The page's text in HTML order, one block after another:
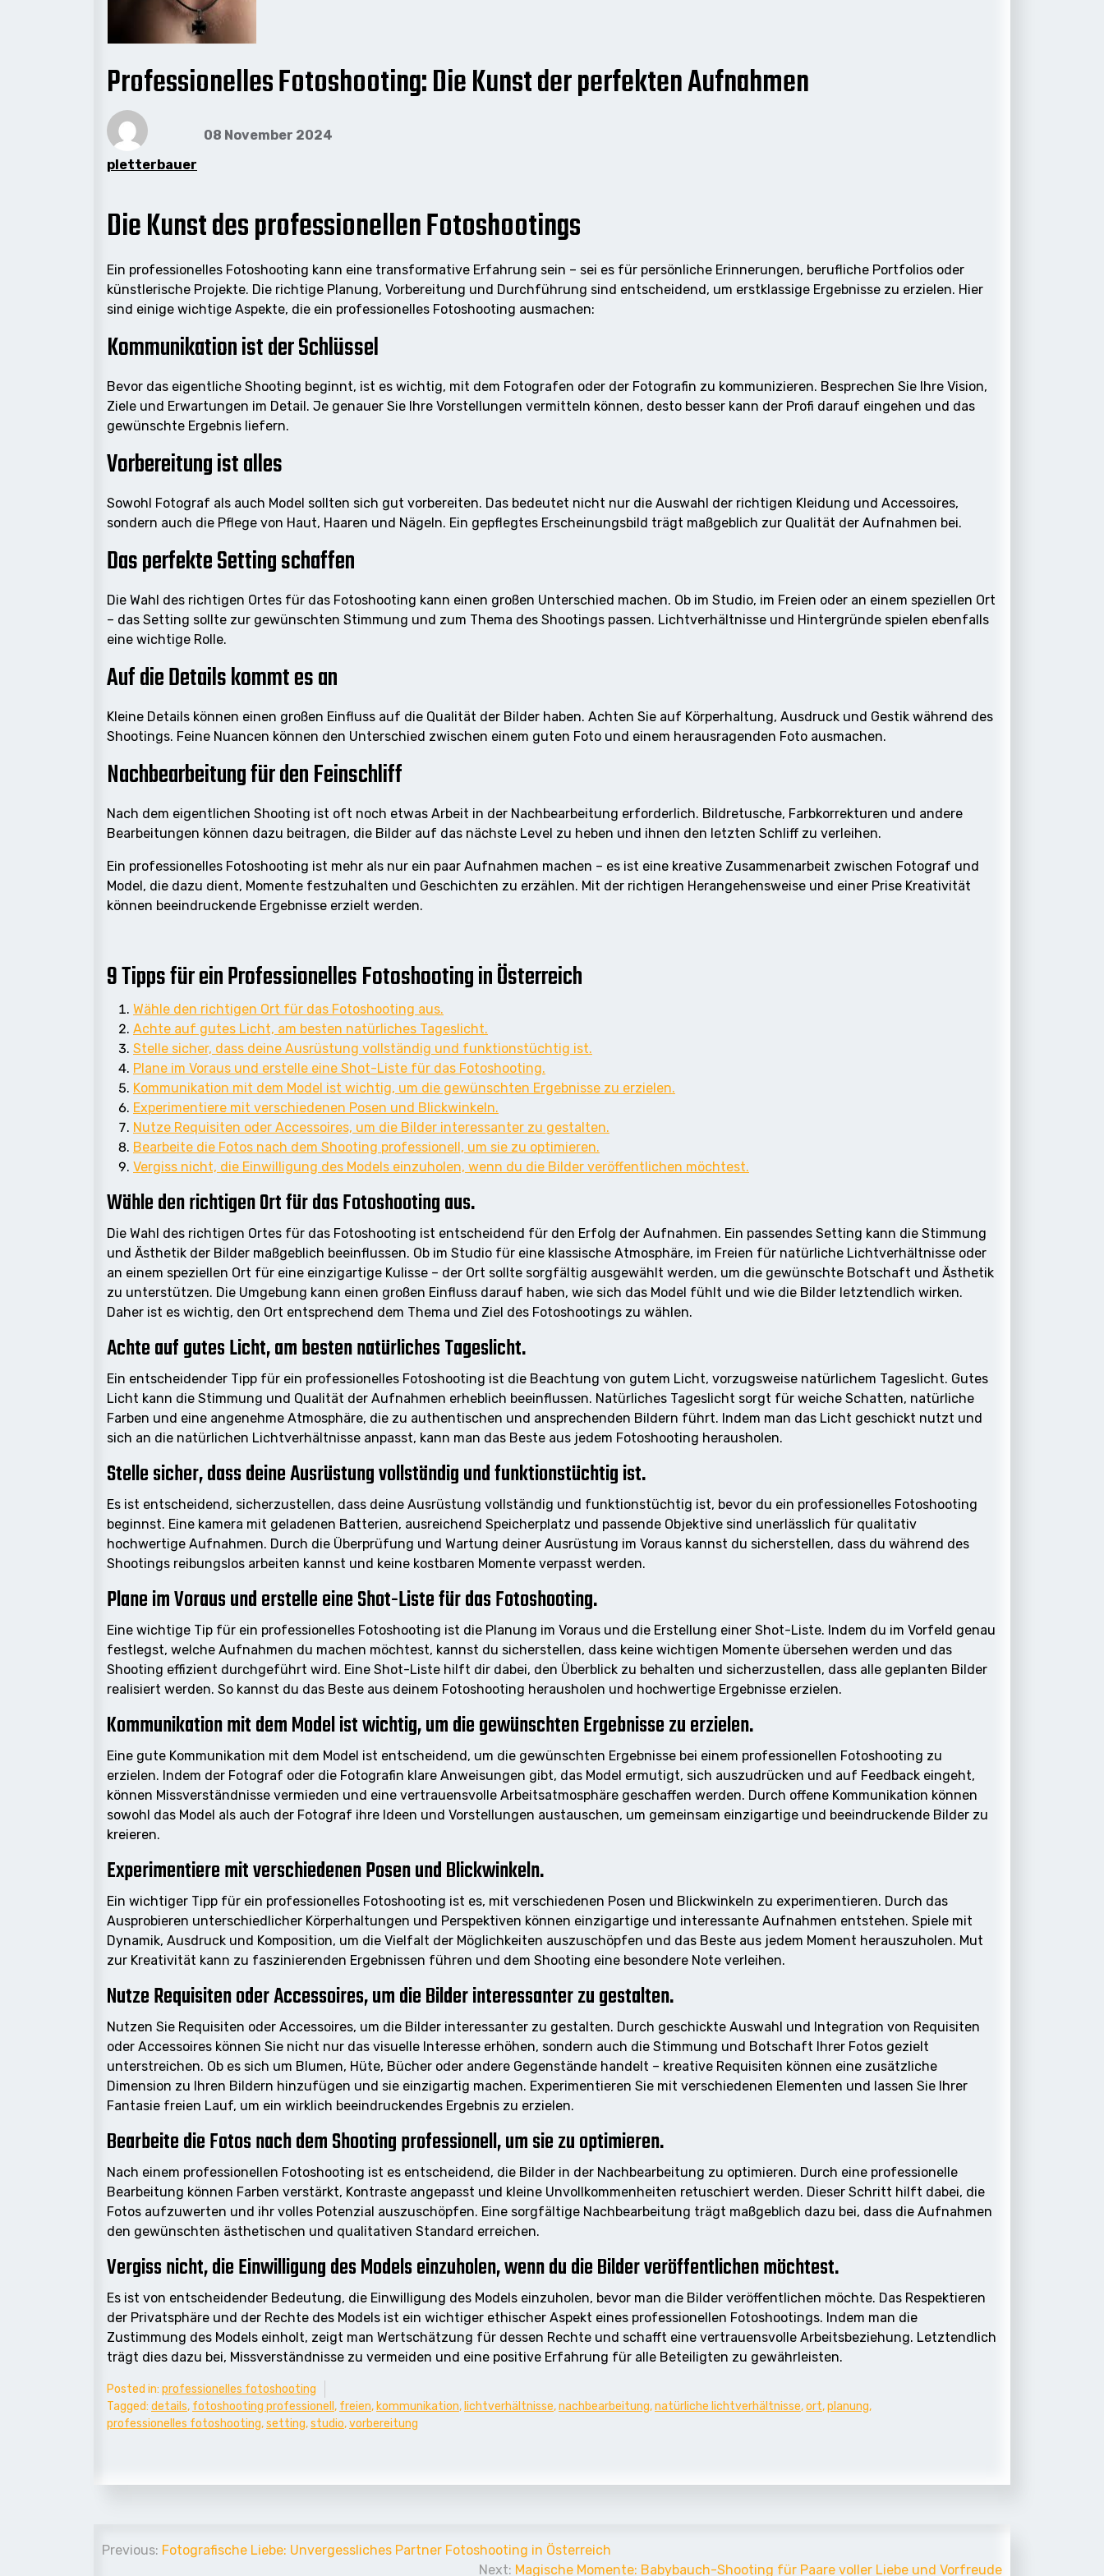
Professionelles Fotoshooting: Die Kunst der perfekten Aufnahmen
pletterbauer
08 November 2024
Die Kunst des professionellen Fotoshootings
Ein professionelles Fotoshooting kann eine transformative Erfahrung sein – sei es für persönliche Erinnerungen, berufliche Portfolios oder
künstlerische Projekte. Die richtige Planung, Vorbereitung und Durchführung sind entscheidend, um erstklassige Ergebnisse zu erzielen. Hier
sind einige wichtige Aspekte, die ein professionelles Fotoshooting ausmachen:
Kommunikation ist der Schlüssel
Bevor das eigentliche Shooting beginnt, ist es wichtig, mit dem Fotografen oder der Fotografin zu kommunizieren. Besprechen Sie Ihre Vision,
Ziele und Erwartungen im Detail. Je genauer Sie Ihre Vorstellungen vermitteln können, desto besser kann der Profi darauf eingehen und das
gewünschte Ergebnis liefern.
Vorbereitung ist alles
Sowohl Fotograf als auch Model sollten sich gut vorbereiten. Das bedeutet nicht nur die Auswahl der richtigen Kleidung und Accessoires,
sondern auch die Pflege von Haut, Haaren und Nägeln. Ein gepflegtes Erscheinungsbild trägt maßgeblich zur Qualität der Aufnahmen bei.
Das perfekte Setting schaffen
Die Wahl des richtigen Ortes für das Fotoshooting kann einen großen Unterschied machen. Ob im Studio, im Freien oder an einem speziellen Ort
– das Setting sollte zur gewünschten Stimmung und zum Thema des Shootings passen. Lichtverhältnisse und Hintergründe spielen ebenfalls
eine wichtige Rolle.
Auf die Details kommt es an
Kleine Details können einen großen Einfluss auf die Qualität der Bilder haben. Achten Sie auf Körperhaltung, Ausdruck und Gestik während des
Shootings. Feine Nuancen können den Unterschied zwischen einem guten Foto und einem herausragenden Foto ausmachen.
Nachbearbeitung für den Feinschliff
Nach dem eigentlichen Shooting ist oft noch etwas Arbeit in der Nachbearbeitung erforderlich. Bildretusche, Farbkorrekturen und andere
Bearbeitungen können dazu beitragen, die Bilder auf das nächste Level zu heben und ihnen den letzten Schliff zu verleihen.
Ein professionelles Fotoshooting ist mehr als nur ein paar Aufnahmen machen – es ist eine kreative Zusammenarbeit zwischen Fotograf und
Model, die dazu dient, Momente festzuhalten und Geschichten zu erzählen. Mit der richtigen Herangehensweise und einer Prise Kreativität
können beeindruckende Ergebnisse erzielt werden.
9 Tipps für ein Professionelles Fotoshooting in Österreich
Wähle den richtigen Ort für das Fotoshooting aus.
Achte auf gutes Licht, am besten natürliches Tageslicht.
Stelle sicher, dass deine Ausrüstung vollständig und funktionstüchtig ist.
Plane im Voraus und erstelle eine Shot-Liste für das Fotoshooting.
Kommunikation mit dem Model ist wichtig, um die gewünschten Ergebnisse zu erzielen.
Experimentiere mit verschiedenen Posen und Blickwinkeln.
Nutze Requisiten oder Accessoires, um die Bilder interessanter zu gestalten.
Bearbeite die Fotos nach dem Shooting professionell, um sie zu optimieren.
Vergiss nicht, die Einwilligung des Models einzuholen, wenn du die Bilder veröffentlichen möchtest.
Wähle den richtigen Ort für das Fotoshooting aus.
Die Wahl des richtigen Ortes für das Fotoshooting ist entscheidend für den Erfolg der Aufnahmen. Ein passendes Setting kann die Stimmung
und Ästhetik der Bilder maßgeblich beeinflussen. Ob im Studio für eine klassische Atmosphäre, im Freien für natürliche Lichtverhältnisse oder
an einem speziellen Ort für eine einzigartige Kulisse – der Ort sollte sorgfältig ausgewählt werden, um die gewünschte Botschaft und Ästhetik
zu unterstützen. Die Umgebung kann einen großen Einfluss darauf haben, wie sich das Model fühlt und wie die Bilder letztendlich wirken.
Daher ist es wichtig, den Ort entsprechend dem Thema und Ziel des Fotoshootings zu wählen.
Achte auf gutes Licht, am besten natürliches Tageslicht.
Ein entscheidender Tipp für ein professionelles Fotoshooting ist die Beachtung von gutem Licht, vorzugsweise natürlichem Tageslicht. Gutes
Licht kann die Stimmung und Qualität der Aufnahmen erheblich beeinflussen. Natürliches Tageslicht sorgt für weiche Schatten, natürliche
Farben und eine angenehme Atmosphäre, die zu authentischen und ansprechenden Bildern führt. Indem man das Licht geschickt nutzt und
sich an die natürlichen Lichtverhältnisse anpasst, kann man das Beste aus jedem Fotoshooting herausholen.
Stelle sicher, dass deine Ausrüstung vollständig und funktionstüchtig ist.
Es ist entscheidend, sicherzustellen, dass deine Ausrüstung vollständig und funktionstüchtig ist, bevor du ein professionelles Fotoshooting
beginnst. Eine kamera mit geladenen Batterien, ausreichend Speicherplatz und passende Objektive sind unerlässlich für qualitativ
hochwertige Aufnahmen. Durch die Überprüfung und Wartung deiner Ausrüstung im Voraus kannst du sicherstellen, dass du während des
Shootings reibungslos arbeiten kannst und keine kostbaren Momente verpasst werden.
Plane im Voraus und erstelle eine Shot-Liste für das Fotoshooting.
Eine wichtige Tip für ein professionelles Fotoshooting ist die Planung im Voraus und die Erstellung einer Shot-Liste. Indem du im Vorfeld genau
festlegst, welche Aufnahmen du machen möchtest, kannst du sicherstellen, dass keine wichtigen Momente übersehen werden und das
Shooting effizient durchgeführt wird. Eine Shot-Liste hilft dir dabei, den Überblick zu behalten und sicherzustellen, dass alle geplanten Bilder
realisiert werden. So kannst du das Beste aus deinem Fotoshooting herausholen und hochwertige Ergebnisse erzielen.
Kommunikation mit dem Model ist wichtig, um die gewünschten Ergebnisse zu erzielen.
Eine gute Kommunikation mit dem Model ist entscheidend, um die gewünschten Ergebnisse bei einem professionellen Fotoshooting zu
erzielen. Indem der Fotograf oder die Fotografin klare Anweisungen gibt, das Model ermutigt, sich auszudrücken und auf Feedback eingeht,
können Missverständnisse vermieden und eine vertrauensvolle Arbeitsatmosphäre geschaffen werden. Durch offene Kommunikation können
sowohl das Model als auch der Fotograf ihre Ideen und Vorstellungen austauschen, um gemeinsam einzigartige und beeindruckende Bilder zu
kreieren.
Experimentiere mit verschiedenen Posen und Blickwinkeln.
Ein wichtiger Tipp für ein professionelles Fotoshooting ist es, mit verschiedenen Posen und Blickwinkeln zu experimentieren. Durch das
Ausprobieren unterschiedlicher Körperhaltungen und Perspektiven können einzigartige und interessante Aufnahmen entstehen. Spiele mit
Dynamik, Ausdruck und Komposition, um die Vielfalt der Möglichkeiten auszuschöpfen und das Beste aus jedem Moment herauszuholen. Mut
zur Kreativität kann zu faszinierenden Ergebnissen führen und dem Shooting eine besondere Note verleihen.
Nutze Requisiten oder Accessoires, um die Bilder interessanter zu gestalten.
Nutzen Sie Requisiten oder Accessoires, um die Bilder interessanter zu gestalten. Durch geschickte Auswahl und Integration von Requisiten
oder Accessoires können Sie nicht nur das visuelle Interesse erhöhen, sondern auch die Stimmung und Botschaft Ihrer Fotos gezielt
unterstreichen. Ob es sich um Blumen, Hüte, Bücher oder andere Gegenstände handelt – kreative Requisiten können eine zusätzliche
Dimension zu Ihren Bildern hinzufügen und sie einzigartig machen. Experimentieren Sie mit verschiedenen Elementen und lassen Sie Ihrer
Fantasie freien Lauf, um ein wirklich beeindruckendes Ergebnis zu erzielen.
Bearbeite die Fotos nach dem Shooting professionell, um sie zu optimieren.
Nach einem professionellen Fotoshooting ist es entscheidend, die Bilder in der Nachbearbeitung zu optimieren. Durch eine professionelle
Bearbeitung können Farben verstärkt, Kontraste angepasst und kleine Unvollkommenheiten retuschiert werden. Dieser Schritt hilft dabei, die
Fotos aufzuwerten und ihr volles Potenzial auszuschöpfen. Eine sorgfältige Nachbearbeitung trägt maßgeblich dazu bei, dass die Aufnahmen
den gewünschten ästhetischen und qualitativen Standard erreichen.
Vergiss nicht, die Einwilligung des Models einzuholen, wenn du die Bilder veröffentlichen möchtest.
Es ist von entscheidender Bedeutung, die Einwilligung des Models einzuholen, bevor man die Bilder veröffentlichen möchte. Das Respektieren
der Privatsphäre und der Rechte des Models ist ein wichtiger ethischer Aspekt eines professionellen Fotoshootings. Indem man die
Zustimmung des Models einholt, zeigt man Wertschätzung für dessen Rechte und schafft eine vertrauensvolle Arbeitsbeziehung. Letztendlich
trägt dies dazu bei, Missverständnisse zu vermeiden und eine positive Erfahrung für alle Beteiligten zu gewährleisten.
Posted in: professionelles fotoshooting
Tagged: details, fotoshooting professionell , freien, kommunikation, lichtverhältnisse,nachbearbeitung,natürliche lichtverhältnisse,ort,planung,
professionelles fotoshooting,setting,studio,vorbereitung
Beitrags-
Previous: Fotografische Liebe: Unvergessliches Partner Fotoshooting in Österreich
Next: Magische Momente: Babybauch-Shooting für Paare voller Liebe und Vorfreude